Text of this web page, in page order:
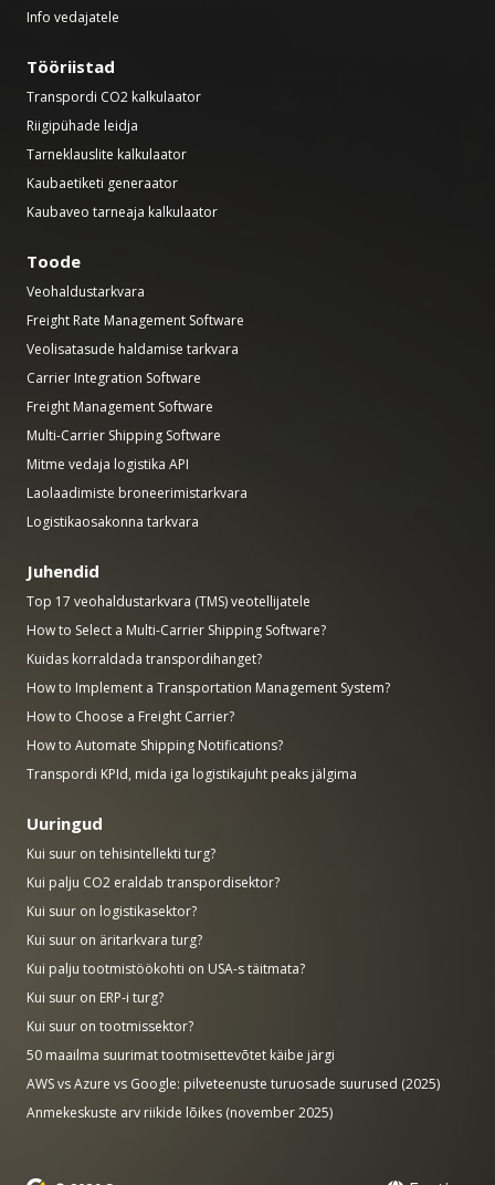
Info vedajatele
Tööriistad
Transpordi CO2 kalkulaator
Riigipühade leidja
Tarneklauslite kalkulaator
Kaubaetiketi generaator
Kaubaveo tarneaja kalkulaator
Toode
Veohaldustarkvara
Freight Rate Management Software
Veolisatasude haldamise tarkvara
Carrier Integration Software
Freight Management Software
Multi-Carrier Shipping Software
Mitme vedaja logistika API
Laolaadimiste broneerimistarkvara
Logistikaosakonna tarkvara
Juhendid
Top 17 veohaldustarkvara (TMS) veotellijatele
How to Select a Multi-Carrier Shipping Software?
Kuidas korraldada transpordihanget?
How to Implement a Transportation Management System?
How to Choose a Freight Carrier?
How to Automate Shipping Notifications?
Transpordi KPId, mida iga logistikajuht peaks jälgima
Uuringud
Kui suur on tehisintellekti turg?
Kui palju CO2 eraldab transpordisektor?
Kui suur on logistikasektor?
Kui suur on äritarkvara turg?
Kui palju tootmistöökohti on USA-s täitmata?
Kui suur on ERP-i turg?
Kui suur on tootmissektor?
50 maailma suurimat tootmisettevõtet käibe järgi
AWS vs Azure vs Google: pilveteenuste turuosade suurused (2025)
Anmekeskuste arv riikide lõikes (november 2025)